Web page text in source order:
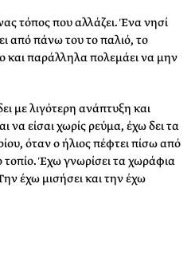
τόπος που αλλάζει. Ένα νησί
από πάνω του το παλιό, το
και παράλληλα πολεμάει να μην
με λιγότερη ανάπτυξη και
να είσαι χωρίς ρεύμα, έχω δει τα
όταν ο ήλιος πέφτει πίσω από
Έχω γνωρίσει τα χωράφια
έχω μισήσει και την έχω